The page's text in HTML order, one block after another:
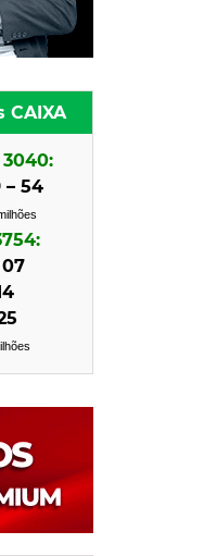
CAIXA
– 54
07